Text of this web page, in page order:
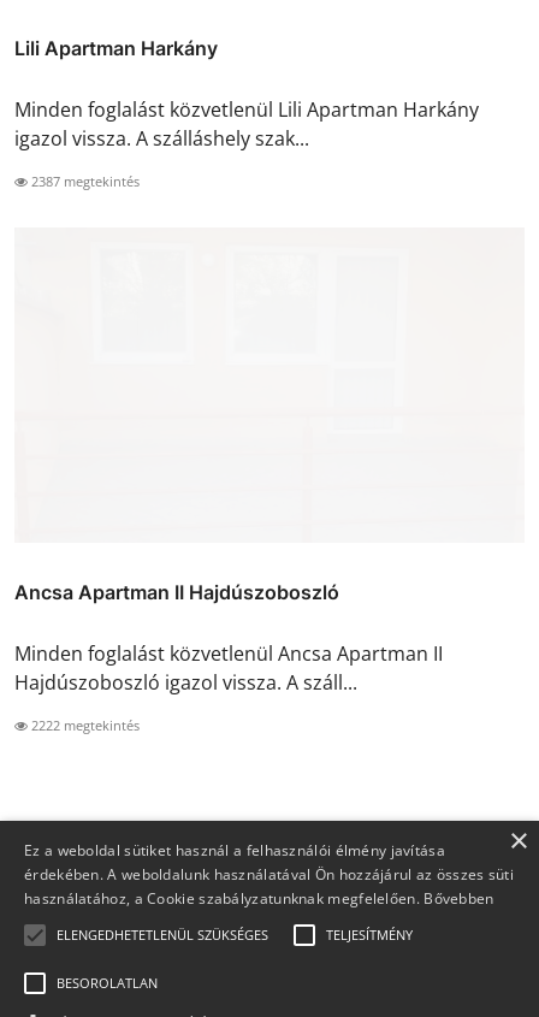
Lili Apartman Harkány
Minden foglalást közvetlenül Lili Apartman Harkány
igazol vissza. A szálláshely szak...
2387 megtekintés
Ancsa Apartman II Hajdúszoboszló
Minden foglalást közvetlenül Ancsa Apartman II
Hajdúszoboszló igazol vissza. A száll...
2222 megtekintés
Copyright 2026 Foglaljma.hu - Minden jog fenntartva.
×
Ez a weboldal sütiket használ a felhasználói élmény javítása
érdekében. A weboldalunk használatával Ön hozzájárul az összes süti
használatához, a Cookie szabályzatunknak megfelelően. Bővebben
ELENGEDHETETLENÜL SZÜKSÉGES TELJESÍTMÉNY
BESOROLATLAN